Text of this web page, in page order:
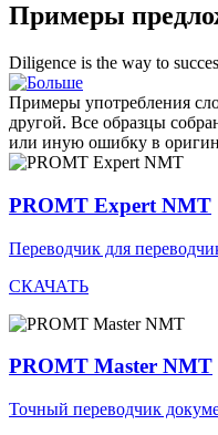
Примеры
Diligence is the way to
Примеры употребления
другой. Все образцы
или иную ошибку в
PROMT Expert NMT
Переводчик для
СКАЧАТЬ
PROMT Master NMT
Точный переводчик